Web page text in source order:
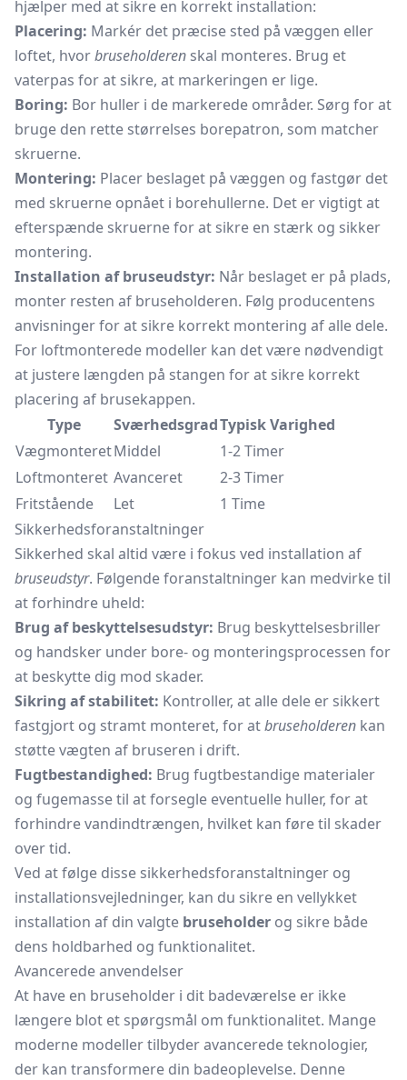
hjælper med at sikre en korrekt installation:
Placering: Markér det præcise sted på væggen eller
loftet, hvorbruseholderen skal monteres. Brug et
vaterpas for at sikre, at markeringen er lige.
Boring: Bor huller i de markerede områder. Sørg for at
bruge den rette størrelses borepatron, som matcher
skruerne.
Montering: Placer beslaget på væggen og fastgør det
med skruerne opnået i borehullerne. Det er vigtigt at
efterspænde skruerne for at sikre en stærk og sikker
montering.
Installation af bruseudstyr: Når beslaget er på plads,
monter resten af bruseholderen. Følg producentens
anvisninger for at sikre korrekt montering af alle dele.
For loftmonterede modeller kan det være nødvendigt
at justere længden på stangen for at sikre korrekt
placering af brusekappen.
Type
SværhedsgradTypisk Varighed
VægmonteretMiddel
1-2 Timer
Loftmonteret Avanceret
2-3 Timer
Fritstående
Let
1 Time
Sikkerhedsforanstaltninger
Sikkerhed skal altid være i fokus ved installation af
bruseudstyr. Følgende foranstaltninger kan medvirke til
at forhindre uheld:
Brug af beskyttelsesudstyr: Brug beskyttelsesbriller
og handsker under bore- og monteringsprocessen for
at beskytte dig mod skader.
Sikring af stabilitet: Kontroller, at alle dele er sikkert
fastgjort og stramt monteret, for atbruseholderen kan
støtte vægten af bruseren i drift.
Fugtbestandighed: Brug fugtbestandige materialer
og fugemasse til at forsegle eventuelle huller, for at
forhindre vandindtrængen, hvilket kan føre til skader
over tid.
Ved at følge disse sikkerhedsforanstaltninger og
installationsvejledninger, kan du sikre en vellykket
installation af din valgte bruseholder og sikre både
dens holdbarhed og funktionalitet.
Avancerede anvendelser
At have en bruseholder i dit badeværelse er ikke
længere blot et spørgsmål om funktionalitet. Mange
moderne modeller tilbyder avancerede teknologier,
der kan transformere din badeoplevelse. Denne